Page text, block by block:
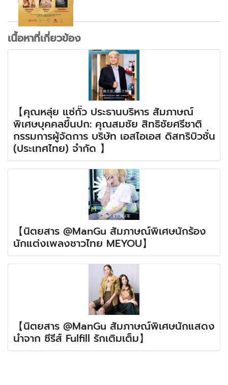
เนื้อหาที่เกี่ยวข้อง
【คุณหลุ่ย แซ่กั๊ว ประธานบริหาร สัมภาษณ์
พิเศษบุคคลขึ้นปก: คุณสมชัย สิทธิชัยศรีชาติ
กรรมการผู้จัดการ บริษัท เอสไอเอส ดิสทริบิวชั่น
(ประเทศไทย) จำกัด 】
【นิตยสาร @ManGu สัมภาษณ์พิเศษนักร้อง
นักแต่งเพลงชาวไทย MEYOU】
【นิตยสาร @ManGu สัมภาษณ์พิเศษนักแสดง
นำจาก ซีรีส์ Fulfill รักเติมเต็ม】